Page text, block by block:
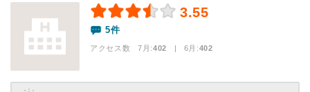
3.55
5件
アクセス数 7月:402 | 6月:402